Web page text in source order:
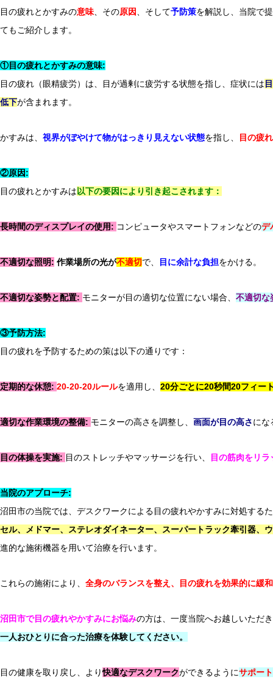
側弯症とは？
Q＆A
関節炎が引き起こす股関節痛とその対処法
眼精疲労を和らげるための日常ケア
Q＆A
目の疲れとかすみの意味 、その原因 、そして予防策を解説し、当院で
てもご紹介します。
①目の疲れとかすみの意味:
目の疲れ（眼精疲労）は、目が過剰に疲労する状態を指し、症状には
低下が含まれます。
かすみは、 視界がぼやけて物がはっきり見えない状態を指し、 目の疲
②原因:
目の疲れとかすみは 以下の要因により引き起こされます：
長時間のディスプレイの使用: コンピュータやスマートフォンなどのデ
不適切な照明: 作業場所の光が不適切で、 目に余計な負担をかける。
不適切な姿勢と配置: モニターが目の適切な位置にない場合、 不適切な
③予防方法:
目の疲れを予防するための策は以下の通りです：
定期的な休憩: 20-20-20ルールを適用し、 20分ごとに20秒間20フィー
適切な作業環境の整備: モニターの高さを調整し、 画面が目の高さにな
目の体操を実施: 目のストレッチやマッサージを行い、 目の筋肉をリラ
当院のアプローチ:
沼田市の当院では、デスクワークによる目の疲れやかすみに対処する
セル、メドマー、ステレオダイネーター、スーパートラック牽引器、
進的な施術機器を用いて治療を行います。
これらの施術により、 全身のバランスを整え、目の疲れを効果的に緩和
沼田市で目の疲れやかすみにお悩みの方は、一度当院へお越しいただ
一人おひとりに合った治療を体験してください。
目の健康を取り戻し、より快適なデスクワークができるようにサポー